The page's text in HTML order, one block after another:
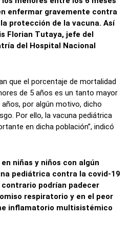
enfermar gravemente contra
protección de la vacuna. Así
Florian Tutaya, jefe del
del Hospital Nacional
que el porcentaje de mortalidad
de 5 años es un tanto mayor
por algún motivo, dicho
Por ello, la vacuna pediátrica
en dicha población”, indicó
niñas y niños con algún
pediátrica contra la covid-19
podrían padecer
respiratorio y en el peor
inflamatorio multisistémico